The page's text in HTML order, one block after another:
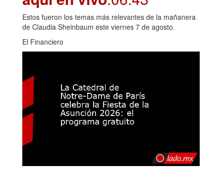
Estos fueron los temas más relevantes de la mañanera
de Claudia Sheinbaum este viernes 7 de agosto.
El Financiero